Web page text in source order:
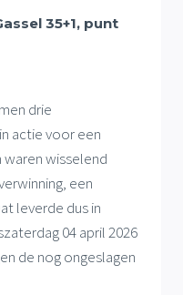
35+1, punt
drie
actie voor een
wisselend
een
leverde dus in
04 april 2026
de nog ongeslagen